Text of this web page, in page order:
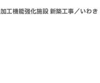
工機能強化施設 新築工事／いわき